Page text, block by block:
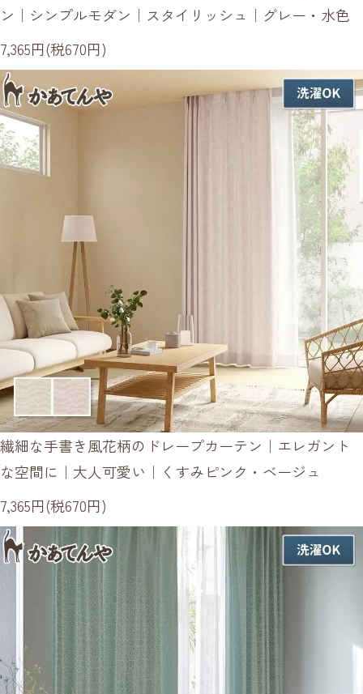
ン｜シンプルモダン｜スタイリッシュ｜グレー・水色
7,365円(税670円)
繊細な手書き風花柄のドレープカーテン｜エレガント
な空間に｜大人可愛い｜くすみピンク・ベージュ
7,365円(税670円)